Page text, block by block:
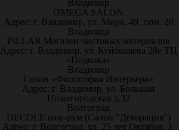
Владимир
OMEGA SALON
Адрес: г. Владимир, ул. Мира, 49, пом. 20
Владимир
PILLAR Магазин чистовых материалов
Адрес: г. Владимир, ул. Куйбышева 28е ТЦ
«Подкова»
Владимир
Салон «Философия Интерьера»
Адрес: г. Владимир, ул. Большая
Нижегородская д.32
Волгоград
DECOLE шоу-рум (Салон "Декорация")
Адрес: г. Волгоград, ул. 25 лет Октября, 1,